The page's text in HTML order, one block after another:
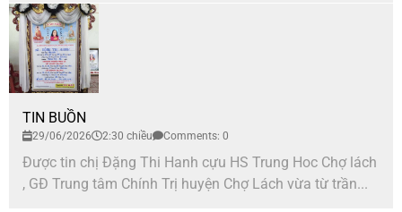
TIN BUỒN
29/06/2026 2:30 chiều Comments: 0
Được tin chị Đặng Thi Hanh cựu HS Trung Hoc Chợ lách
, GĐ Trung tâm Chính Trị huyện Chợ Lách vừa từ trần...